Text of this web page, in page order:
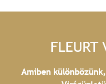
FLEURT
Amiben